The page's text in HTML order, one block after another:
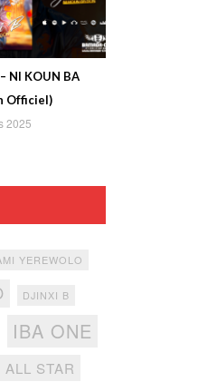
NI KOUN BA
Officiel)
2025
YEREWOLO
DJINXI B
IBA ONE
ALL STAR